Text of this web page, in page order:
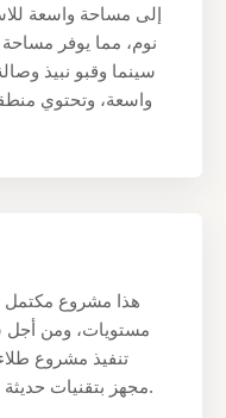
إلى مساحة واسعة
نوم، مما يوفر
سينما وقبو نبيذ
واسعة، وتحتوي
هذا مشروع مكتمل
مستويات، ومن أجل
تنفيذ مشروع
مجهز بتقنيات حديثة مثل التدفئة الأرضية وتكييف الهواء.